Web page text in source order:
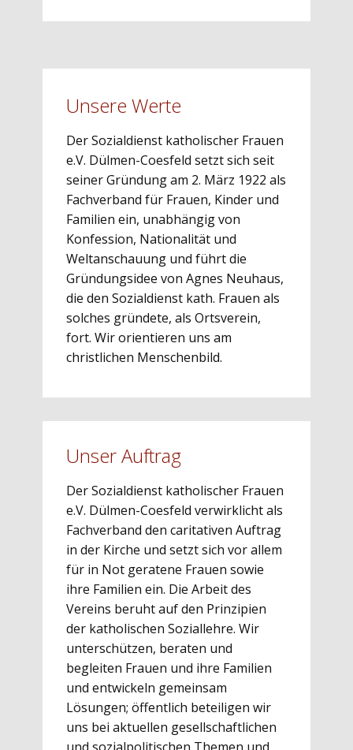
Unsere Werte
Der ​Sozialdienst katholischer Frauen
e.V. Dülmen-Coesfeld setzt sich seit
seiner Gründung am 2. März 1922 als
Fachverband für Frauen, Kinder und
Familien ein, unabhängig von
Konfession, Nationalität und
Weltanschauung und führt die
Gründungsidee von Agnes Neuhaus,
die den Sozialdienst kath. Frauen als
solches gründete, als Ortsverein,
fort. Wir orientieren uns am
christlichen Menschenbild.
Unser Auftrag
Der ​Sozialdienst katholischer Frauen
e.V. Dülmen-Coesfeld verwirklicht als
Fachverband den caritativen Auftrag
in der Kirche und setzt sich vor allem
für in Not geratene Frauen sowie
ihre Familien ein. Die Arbeit des
Vereins beruht auf den Prinzipien
der katholischen Soziallehre. Wir
unterschützen, beraten und
begleiten Frauen und ihre Familien
und entwickeln gemeinsam
Lösungen; öffentlich beteiligen wir
uns bei aktuellen gesellschaftlichen